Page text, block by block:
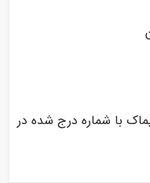
با شماره درج شده در